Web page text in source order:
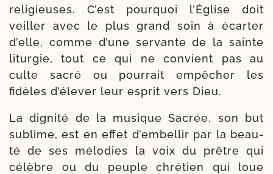
reli­gieuses. C’est pour­quoi l’Église doit
veiller avec le plus grand soin à écar­ter
d’elle, comme d’une ser­vante de la sainte
litur­gie, tout ce qui ne convient pas au
culte sacré ou pour­rait empê­cher les
fidèles d’élever leur esprit vers Dieu.
La digni­té de la musique Sacrée, son but
sublime, est en effet d’embellir par la beau­
té de ses mélo­dies la voix du prêtre qui
célèbre ou du peuple chré­tien qui loue